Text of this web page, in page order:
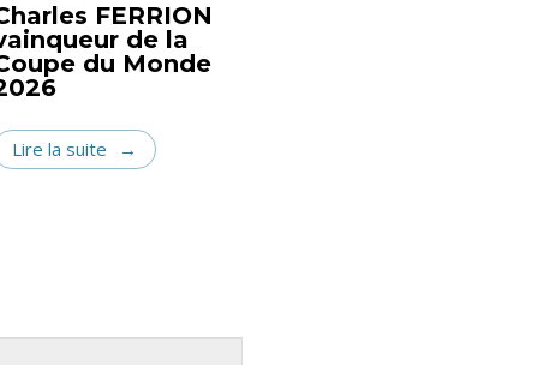
FERRION
de la
du Monde
Lire la suite